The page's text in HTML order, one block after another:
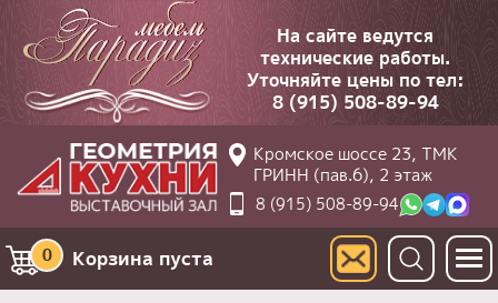
На сайте ведутся
технические работы.
Уточняйте цены по тел:
8 (915) 508-89-94
Кромское шоссе 23, ТМК
ГРИНН (пав.6), 2 этаж
8 (915) 508-89-94
0 Корзина пуста